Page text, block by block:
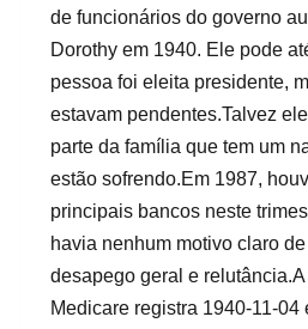
de funcionários do governo
Dorothy em 1940. Ele pode
pessoa foi eleita presidente,
estavam pendentes.Talvez
parte da família que tem um
estão sofrendo.Em 1987,
principais bancos neste
havia nenhum motivo claro
desapego geral e
Medicare registra 1940-11-04